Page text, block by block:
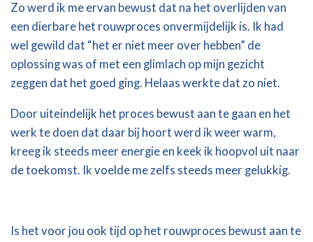
Zo werd ik me ervan bewust dat na het overlijden van
een dierbare het rouwproces onvermijdelijk is. Ik had
wel gewild dat “het er niet meer over hebben” de
oplossing was of met een glimlach op mijn gezicht
zeggen dat het goed ging. Helaas werkte dat zo niet.
Door uiteindelijk het proces bewust aan te gaan en het
werk te doen dat daar bij hoort werd ik weer warm,
kreeg ik steeds meer energie en keek ik hoopvol uit naar
de toekomst. Ik voelde me zelfs steeds meer gelukkig.
Is het voor jou ook tijd op het rouwproces bewust aan te